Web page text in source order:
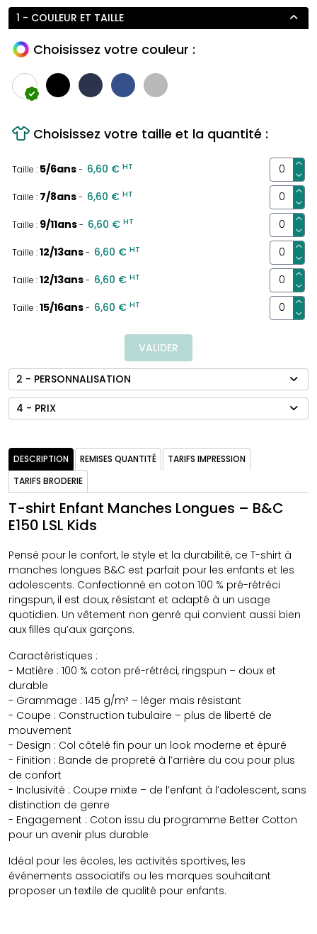
1 - COULEUR ET TAILLE
Choisissez votre couleur :
Choisissez votre taille et la quantité :
Taille : 5/6ans- 6,60 € HT
Taille : 7/8ans- 6,60 € HT
Taille : 9/11ans- 6,60 € HT
Taille :12/13ans- 6,60 € HT
Taille :12/13ans- 6,60 € HT
Taille :15/16ans- 6,60 € HT
VALIDER
2 - PERSONNALISATION
4 - PRIX
DESCRIPTION REMISES QUANTITÉ
TARIFS IMPRESSION
TARIFS BRODERIE
T-shirt Enfant Manches Longues – B&C
E150 LSL Kids
Pensé pour le confort, le style et la durabilité, ce T-shirt à
manches longues B&C est parfait pour les enfants et les
adolescents. Confectionné en coton 100 % pré-rétréci
ringspun, il est doux, résistant et adapté à un usage
quotidien. Un vêtement non genré qui convient aussi bien
aux filles qu’aux garçons.
Caractéristiques :
- Matière : 100 % coton pré-rétréci, ringspun – doux et
durable
- Grammage : 145 g/m² – léger mais résistant
- Coupe : Construction tubulaire – plus de liberté de
mouvement
- Design : Col côtelé fin pour un look moderne et épuré
- Finition : Bande de propreté à l’arrière du cou pour plus
de confort
- Inclusivité : Coupe mixte – de l’enfant à l’adolescent, sans
distinction de genre
- Engagement : Coton issu du programme Better Cotton
pour un avenir plus durable
Idéal pour les écoles, les activités sportives, les
événements associatifs ou les marques souhaitant
proposer un textile de qualité pour enfants.